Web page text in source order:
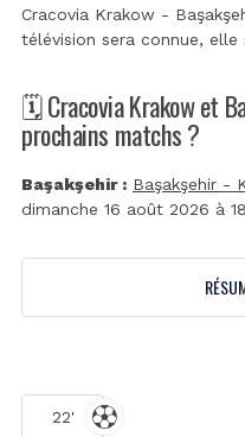
Cracovia Krakow -
télévision sera connue,
🗓️ Cracovia Krakow et
prochains matchs ?
Başakşehir : Başakşehir -
dimanche 16 août 2026 à
22'